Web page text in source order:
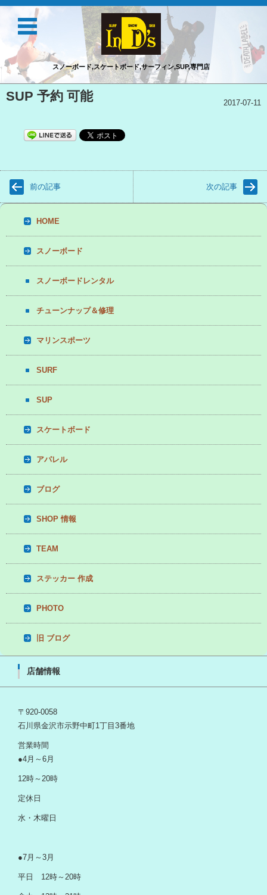
スノーボード,スケートボード,サーフィン,SUP,専門店
コンテンツに移動
SUP 予約 可能 2017-07-11
前の記事 次の記事
HOME
スノーボード
スノーボードレンタル
チューンナップ＆修理
マリンスポーツ
SURF
SUP
スケートボード
アパレル
ブログ
SHOP 情報
TEAM
ステッカー 作成
PHOTO
旧 ブログ
店舗情報
〒920-0058
石川県金沢市示野中町1丁目3番地
営業時間
●4月～6月
12時～20時
定休日
水・木曜日
●7月～3月
平日 12時～20時